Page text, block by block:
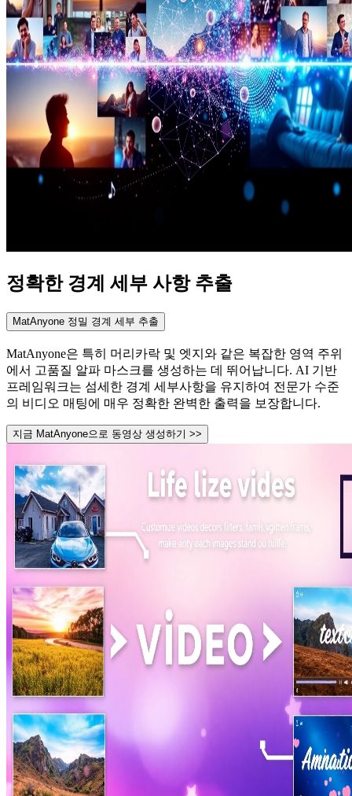
정확한 경계 세부 사항 추출
MatAnyone 정밀 경계 세부 추출
MatAnyone은 특히 머리카락 및 엣지와 같은 복잡한 영역 주위
에서 고품질 알파 마스크를 생성하는 데 뛰어납니다. AI 기반
프레임워크는 섬세한 경계 세부사항을 유지하여 전문가 수준
의 비디오 매팅에 매우 정확한 완벽한 출력을 보장합니다.
지금 MatAnyone으로 동영상 생성하기 >>